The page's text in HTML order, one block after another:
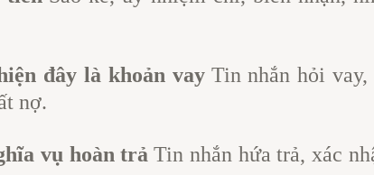
đây là khoản vay Tin nhắn hỏi
nợ.
vụ hoàn trả Tin nhắn hứa trả, xác